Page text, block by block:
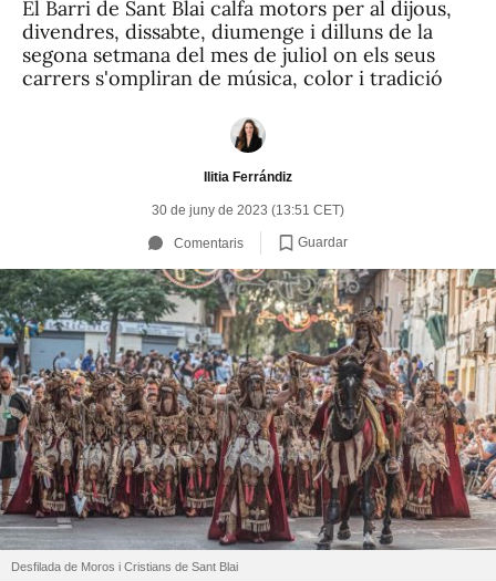
El Barri de Sant Blai calfa motors per al dijous,
divendres, dissabte, diumenge i dilluns de la
segona setmana del mes de juliol on els seus
carrers s'ompliran de música, color i tradició
Ilitia Ferrándiz
30 de juny de 2023 (13:51 CET)
Comentaris Guardar
Desfilada de Moros i Cristians de Sant Blai